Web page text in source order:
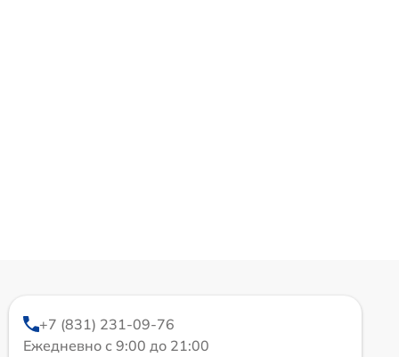
+7 (831) 231-09-76
Ежедневно с 9:00 до 21:00